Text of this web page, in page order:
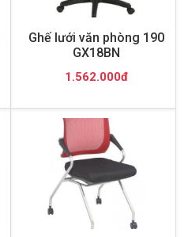
Ghế lưới văn phòng 190
GX18BN
1.562.000đ